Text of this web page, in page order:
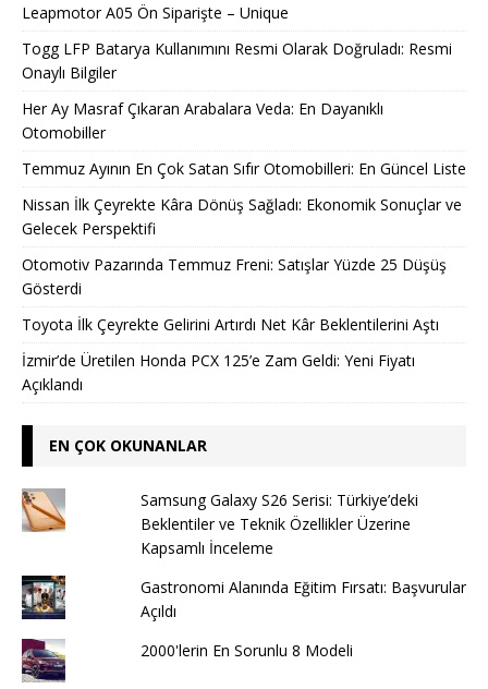
Leapmotor A05 Ön Siparişte – Unique
Togg LFP Batarya Kullanımını Resmi Olarak Doğruladı: Resmi
Onaylı Bilgiler
Her Ay Masraf Çıkaran Arabalara Veda: En Dayanıklı
Otomobiller
Temmuz Ayının En Çok Satan Sıfır Otomobilleri: En Güncel Liste
Nissan İlk Çeyrekte Kâra Dönüş Sağladı: Ekonomik Sonuçlar ve
Gelecek Perspektifi
Otomotiv Pazarında Temmuz Freni: Satışlar Yüzde 25 Düşüş
Gösterdi
Toyota İlk Çeyrekte Gelirini Artırdı Net Kâr Beklentilerini Aştı
İzmir’de Üretilen Honda PCX 125’e Zam Geldi: Yeni Fiyatı
Açıklandı
EN ÇOK OKUNANLAR
Samsung Galaxy S26 Serisi: Türkiye’deki
Beklentiler ve Teknik Özellikler Üzerine
Kapsamlı İnceleme
Gastronomi Alanında Eğitim Fırsatı: Başvurular
Açıldı
2000'lerin En Sorunlu 8 Modeli